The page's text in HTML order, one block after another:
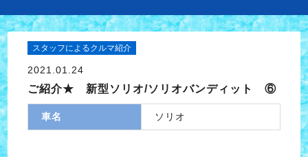
スタッフによるクルマ紹介
2021.01.24
ご紹介★ 新型ソリオ/ソリオバンディット ⑥
車名 ソリオ